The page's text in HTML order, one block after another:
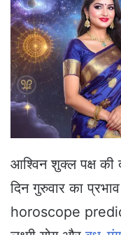
a
n
e
m
a
i
l
आश्विन शुक्ल पक्ष की
दिन गुरुवार का
horoscope